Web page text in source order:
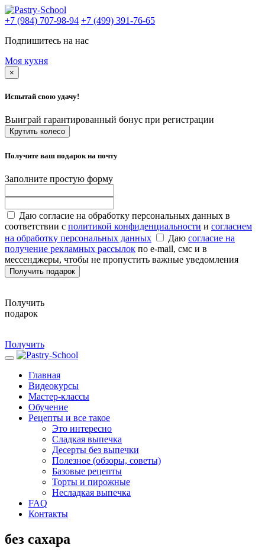
+7 (984) 707-98-94 +7 (499) 391-76-65
Подпишитесь на нас
Моя кухня
×
Испытай свою удачу!
Выиграй гарантированный бонус при регистрации
Крутить колесо
Получите ваш подарок на почту
Заполните простую форму
Даю согласие на обработку персональных данных в
соответствии с политикой конфиденциальности и согласием
на обработку персональных данных
Даю согласие на
получение рекламных рассылок по e-mail, смс и в
мессенджеры, чтобы не пропустить важные уведомления
Получить подарок
Получить
подарок
Получить
Главная
Видеокурсы
Мастер-классы
Обучение
Рецепты и все такое
Это интересно
Сладкая выпечка
Десерты без выпечки
Полезное (обзоры, советы)
Базовые рецепты
Торты и пирожные
Несладкая выпечка
FAQ
Контакты
без сахара